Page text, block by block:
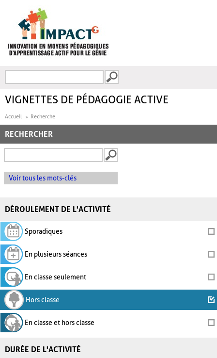
FORMULAIRE DE
VIGNETTES DE PÉDAGOGIE ACTIVE
Accueil Recherche
RECHERCHER
Voir tous les mots-clés
DÉROULEMENT DE L'ACTIVITÉ
Sporadiques
En plusieurs séances
En classe seulement
Hors classe
En classe et hors classe
DURÉE DE L'ACTIVITÉ